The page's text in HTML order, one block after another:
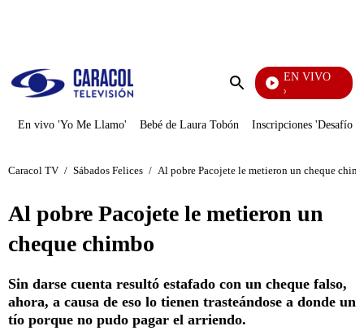
Enviar
EN VIVO
Yo Me Llamo
En vivo 'Yo Me Llamo' Bebé de Laura Tobón Inscripciones 'Desafío'
Caracol TV / Sábados Felices / Al pobre Pacojete le metieron un cheque
Al pobre Pacojete le metieron un
cheque chimbo
Sin darse cuenta resultó estafado con un cheque falso,
ahora, a causa de eso lo tienen trasteándose a donde un
tío porque no pudo pagar el arriendo.